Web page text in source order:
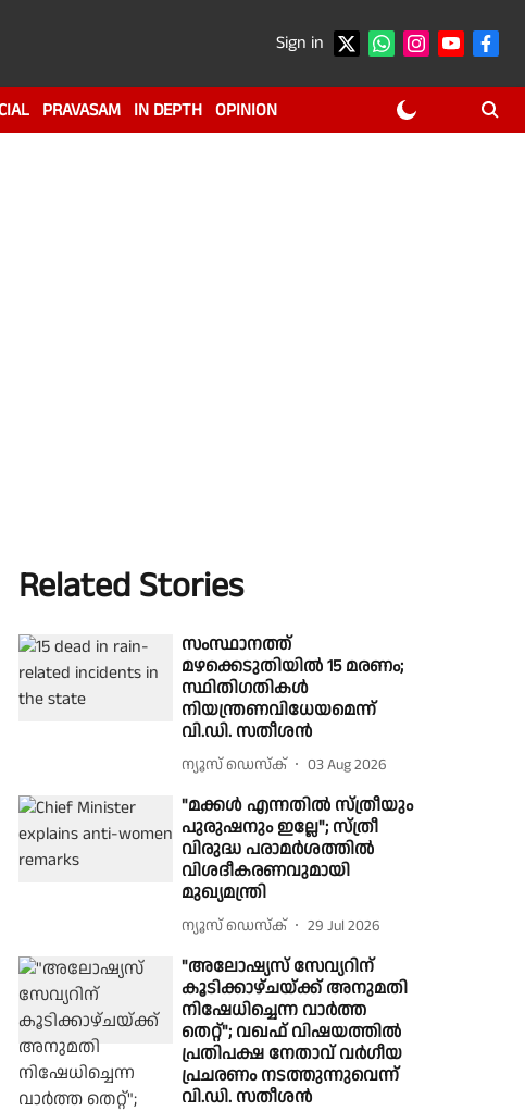
Sign in
PRAVASAM IN DEPTH OPINION
Related Stories
സംസ്ഥാനത്ത്
മഴക്കെടുതിയിൽ 15 മരണം;
സ്ഥിതിഗതികൾ
നിയന്ത്രണവിധേയമെന്ന്
വി.ഡി. സതീശൻ
ന്യൂസ് ഡെസ്ക് 03 Aug 2026
"മക്കൾ എന്നതിൽ സ്ത്രീയും
പുരുഷനും ഇല്ലേ"; സ്ത്രീ
വിരുദ്ധ പരാമർശത്തിൽ
വിശദീകരണവുമായി
മുഖ്യമന്ത്രി
ന്യൂസ് ഡെസ്ക് 29 Jul 2026
"അലോഷ്യസ് സേവ്യറിന്
കൂടിക്കാഴ്ചയ്ക്ക് അനുമതി
നിഷേധിച്ചെന്ന വാർത്ത
തെറ്റ്"; വഖഫ് വിഷയത്തിൽ
പ്രതിപക്ഷ നേതാവ് വർഗീയ
പ്രചരണം നടത്തുന്നുവെന്ന്
വി.ഡി. സതീശൻ